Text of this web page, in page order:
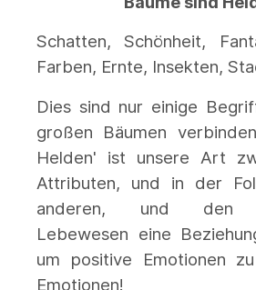
Schatten, Schönheit,
Farben, Ernte, Insekten,
Dies sind nur einige
großen Bäumen
Helden' ist unsere Art
Attributen, und in der
anderen, und den
Lebewesen eine
um positive Emotionen
Emotionen!